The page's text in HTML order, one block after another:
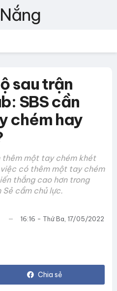
sau trận
SBS cần
chém hay
thêm một tay chém khét
có thêm một tay chém
thắng cao hơn trong
Sẻ cầm chủ lực.
16:16 - Thứ Ba, 17/05/2022